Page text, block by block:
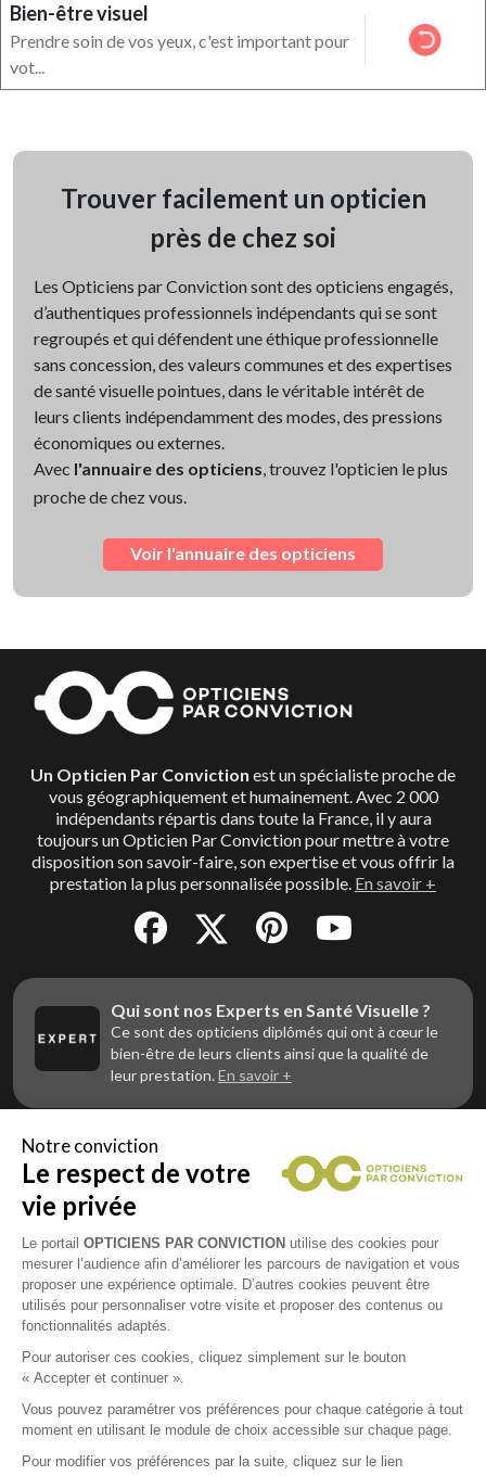
Bien-être visuel
Prendre soin de vos yeux, c'est important pour
vot...
Trouver facilement un opticien
près de chez soi
Les Opticiens par Conviction sont des opticiens engagés,
d’authentiques professionnels indépendants qui se sont
regroupés et qui défendent une éthique professionnelle
sans concession, des valeurs communes et des expertises
de santé visuelle pointues, dans le véritable intérêt de
leurs clients indépendamment des modes, des pressions
économiques ou externes.
Avec l'annuaire des opticiens, trouvez l'opticien le plus
proche de chez vous.
Voir l'annuaire des opticiens
Un Opticien Par Conviction est un spécialiste proche de
vous géographiquement et humainement. Avec 2 000
indépendants répartis dans toute la France, il y aura
toujours un Opticien Par Conviction pour mettre à votre
disposition son savoir-faire, son expertise et vous offrir la
prestation la plus personnalisée possible. En savoir +
Qui sont nos Experts en Santé Visuelle ?
Ce sont des opticiens diplômés qui ont à cœur le
bien-être de leurs clients ainsi que la qualité de
leur prestation. En savoir +
Vous êtes un professionnel de la vue et
vous souhaitez nous rejoindre ?
Contactez Alliance Optic, la centrale d’achats et
d’accompagnement des opticiens indépendants
Notre conviction
Le respect de votre
vie privée
Le portail OPTICIENS PAR CONVICTION utilise des cookies pour
mesurer l’audience afin d’améliorer les parcours de navigation et vous
proposer une expérience optimale. D’autres cookies peuvent être
utilisés pour personnaliser votre visite et proposer des contenus ou
fonctionnalités adaptés.
Pour autoriser ces cookies, cliquez simplement sur le bouton
« Accepter et continuer ».
Vous pouvez paramétrer vos préférences pour chaque catégorie à tout
moment en utilisant le module de choix accessible sur chaque page.
Pour modifier vos préférences par la suite, cliquez sur le lien